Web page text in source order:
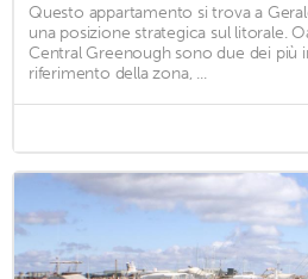
Questo appartamento si trova a
una posizione strategica sul litorale.
Central Greenough sono due dei più
riferimento della zona, ...